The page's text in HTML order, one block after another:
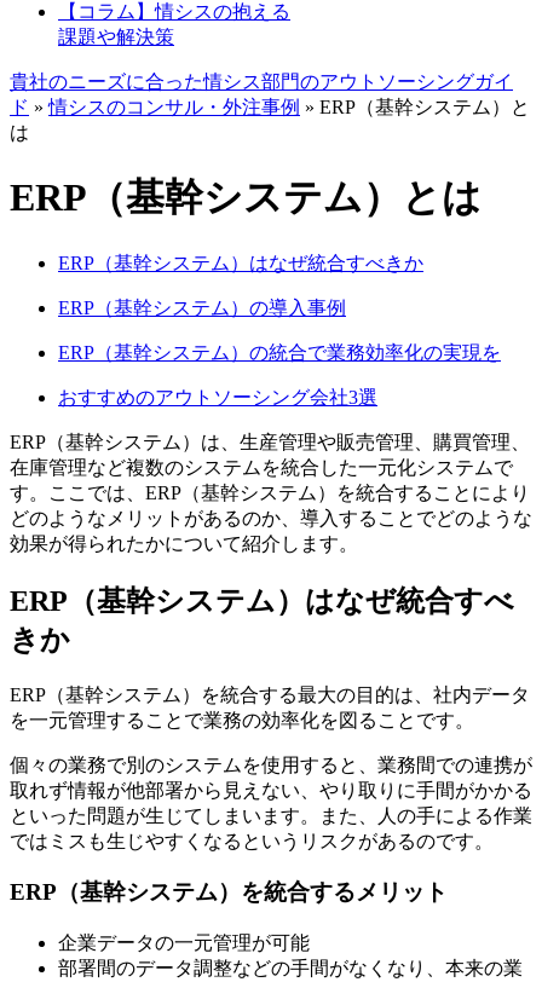
【コラム】情シスの抱える
課題や解決策
貴社のニーズに合った情シス部門のアウトソーシングガイ
ド »情シスのコンサル・外注事例 » ERP（基幹システム）と
は
ERP（基幹システム）とは
ERP（基幹システム）はなぜ統合すべきか
ERP（基幹システム）の導入事例
ERP（基幹システム）の統合で業務効率化の実現を
おすすめのアウトソーシング会社3選
ERP（基幹システム）は、生産管理や販売管理、購買管理、
在庫管理など複数のシステムを統合した一元化システムで
す。ここでは、ERP（基幹システム）を統合することにより
どのようなメリットがあるのか、導入することでどのような
効果が得られたかについて紹介します。
ERP（基幹システム）はなぜ統合すべ
きか
ERP（基幹システム）を統合する最大の目的は、社内データ
を一元管理することで業務の効率化を図ることです。
個々の業務で別のシステムを使用すると、業務間での連携が
取れず情報が他部署から見えない、やり取りに手間がかかる
といった問題が生じてしまいます。また、人の手による作業
ではミスも生じやすくなるというリスクがあるのです。
ERP（基幹システム）を統合するメリット
企業データの一元管理が可能
部署間のデータ調整などの手間がなくなり、本来の業